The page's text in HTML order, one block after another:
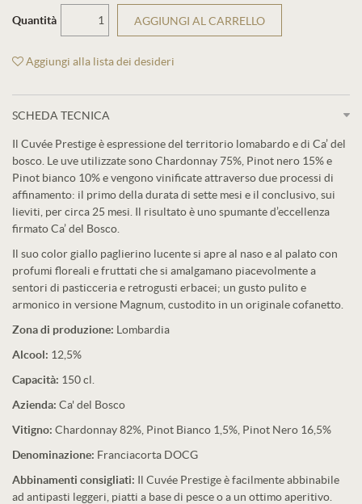
Quantità AGGIUNGI AL CARRELLO
Aggiungi alla lista dei desideri
SCHEDA TECNICA
Il Cuvée Prestige è espressione del territorio lomabardo e di Ca’ del
bosco. Le uve utilizzate sono Chardonnay 75%, Pinot nero 15% e
Pinot bianco 10% e vengono vinificate attraverso due processi di
affinamento: il primo della durata di sette mesi e il conclusivo, sui
lieviti, per circa 25 mesi. Il risultato è uno spumante d’eccellenza
firmato Ca’ del Bosco.
Il suo color giallo paglierino lucente si apre al naso e al palato con
profumi floreali e fruttati che si amalgamano piacevolmente a
sentori di pasticceria e retrogusti erbacei; un gusto pulito e
armonico in versione Magnum, custodito in un originale cofanetto.
Zona di produzione: Lombardia
Alcool: 12,5%
Capacità: 150 cl.
Azienda: Ca' del Bosco
Vitigno: Chardonnay 82%, Pinot Bianco 1,5%, Pinot Nero 16,5%
Denominazione: Franciacorta DOCG
Abbinamenti consigliati: Il Cuvée Prestige è facilmente abbinabile
ad antipasti leggeri, piatti a base di pesce o a un ottimo aperitivo.